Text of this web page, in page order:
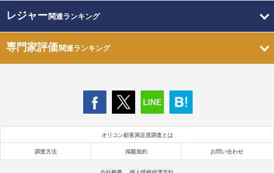
レジャー関連ランキング
専門家評価関連ランキング
オリコン顧客満足度調査とは
調査方法 掲載規約 お問い合わせ